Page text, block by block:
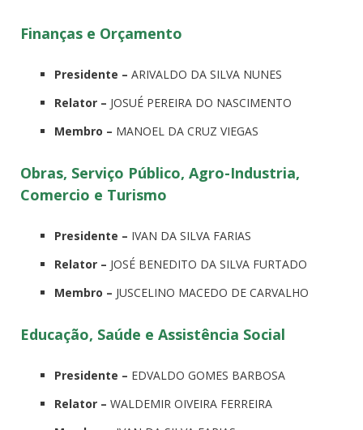
Finanças e Orçamento
Presidente – ARIVALDO DA SILVA NUNES
Relator – JOSUÉ PEREIRA DO NASCIMENTO
Membro – MANOEL DA CRUZ VIEGAS
Obras, Serviço Público, Agro-Industria,
Comercio e Turismo
Presidente – IVAN DA SILVA FARIAS
Relator – JOSÉ BENEDITO DA SILVA FURTADO
Membro – JUSCELINO MACEDO DE CARVALHO
Educação, Saúde e Assistência Social
Presidente – EDVALDO GOMES BARBOSA
Relator – WALDEMIR OIVEIRA FERREIRA